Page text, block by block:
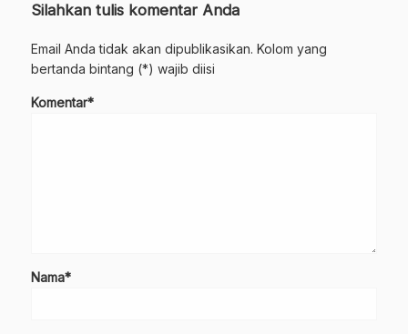
Silahkan tulis komentar Anda
Email Anda tidak akan dipublikasikan. Kolom yang
bertanda bintang (*) wajib diisi
Komentar*
Nama*